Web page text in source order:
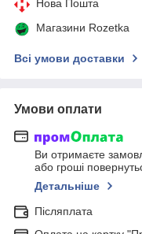
Нова Пошта
Магазини Rozetka
Всі умови доставки
Умови оплати
Ви отримаєте
або гроші
Детальніше
Післяплата